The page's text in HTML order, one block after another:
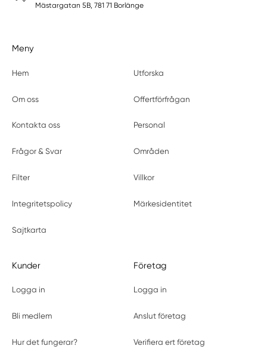
Mästargatan 5B, 781 71 Borlänge
Meny
Hem Utforska
Om oss Offertförfrågan
Kontakta oss Personal
Frågor & Svar Områden
Filter Villkor
Integritetspolicy Märkesidentitet
Sajtkarta
Kunder
Logga in
Bli medlem
Hur det fungerar?
Företag
Logga in
Anslut företag
Verifiera ert företag